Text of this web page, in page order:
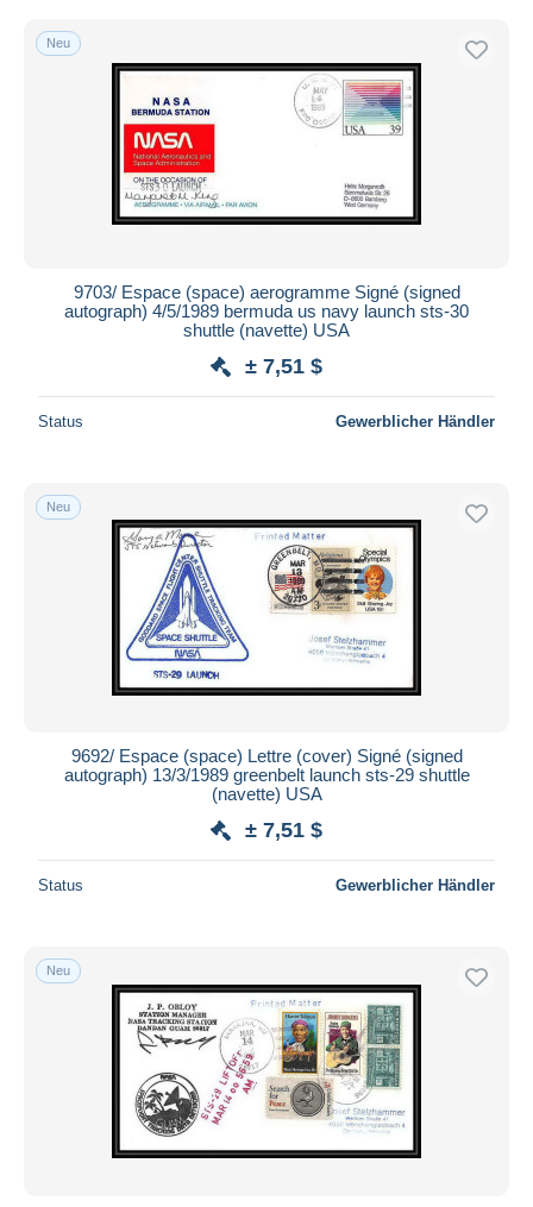
Neu
9703/ Espace (space) aerogramme Signé (signed
autograph) 4/5/1989 bermuda us navy launch sts-30
shuttle (navette) USA
± 7,51 $
Status Gewerblicher Händler
Neu
9692/ Espace (space) Lettre (cover) Signé (signed
autograph) 13/3/1989 greenbelt launch sts-29 shuttle
(navette) USA
± 7,51 $
Status Gewerblicher Händler
Neu